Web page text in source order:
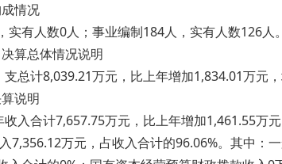
成情况
实有人数0人；事业编制184人，实有人数126人。
决算总体情况说明
支总计8,039.21万元，比上年增加1,834.01万元，
算说明
入合计7,657.75万元，比上年增加1,461.55万元
7,356.12万元，占收入合计的96.06%。其中